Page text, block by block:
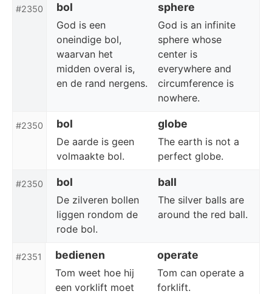
#2350 bol sphere
God is een
oneindige bol,
waarvan het
midden overal is,
en de rand nergens.
God is an infinite
sphere whose
center is
everywhere and
circumference is
nowhere.
#2350 bol globe
De aarde is geen
volmaakte bol.
The earth is not a
perfect globe.
#2350 bol ball
De zilveren bollen
liggen rondom de
rode bol.
The silver balls are
around the red ball.
#2351 bedienen operate
Tom weet hoe hij
een vorklift moet
Tom can operate a
forklift.